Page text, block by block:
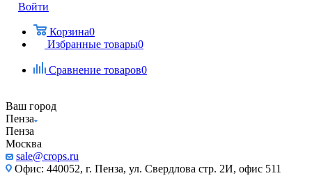
Войти
Корзина0
Избранные товары0
Сравнение товаров0
Ваш город
Пенза
Пенза
Москва
sale@crops.ru
Офис: 440052, г. Пенза, ул. Свердлова стр. 2И, офис 511